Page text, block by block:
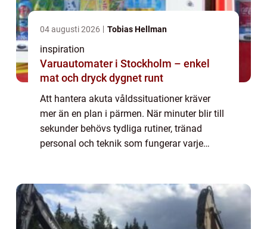
04 augusti 2026 Tobias Hellman
inspiration
Varuautomater i Stockholm – enkel
mat och dryck dygnet runt
Att hantera akuta våldssituationer kräver
mer än en plan i pärmen. När minuter blir till
sekunder behövs tydliga rutiner, tränad
personal och teknik som fungerar varje